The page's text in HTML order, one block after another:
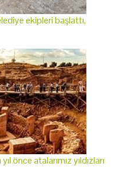
ekipleri başlattı,
önce atalarımız yıldızları